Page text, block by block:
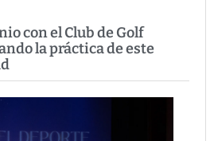
con el Club de Golf
la práctica de este